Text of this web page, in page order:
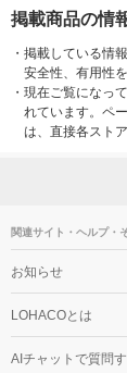
掲載商品の情
・ 掲載している情
安全性、有用性
・ 現在ご覧になっ
れています。ペ
は、直接各スト
関連サイト・ヘルプ・
お知らせ
LOHACOとは
AIチャットで質問